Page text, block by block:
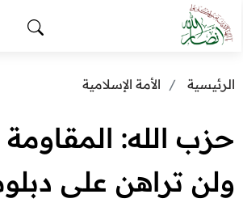
الرئيسية الأمة الإسلامية
حزب الله:
ولن تراهن على